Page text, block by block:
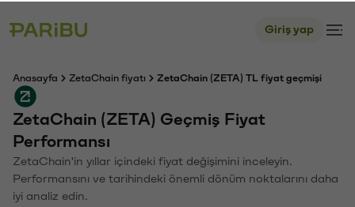
Giriş yap
Anasayfa ZetaChain fiyatı ZetaChain (ZETA) TL fiyat geçmişi
ZetaChain (ZETA) Geçmiş Fiyat
Performansı
ZetaChain'in yıllar içindeki fiyat değişimini inceleyin.
Performansını ve tarihindeki önemli dönüm noktalarını daha
iyi analiz edin.